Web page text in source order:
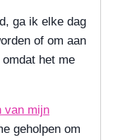
ga ik elke dag
of om aan
het me
van mijn
geholpen om